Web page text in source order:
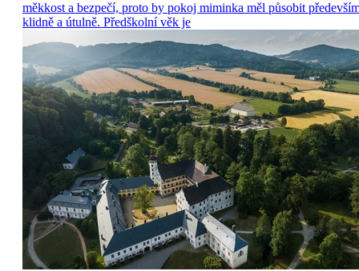
měkkost a bezpečí, proto by pokoj miminka měl působit
klidně a útulně. Předškolní věk je